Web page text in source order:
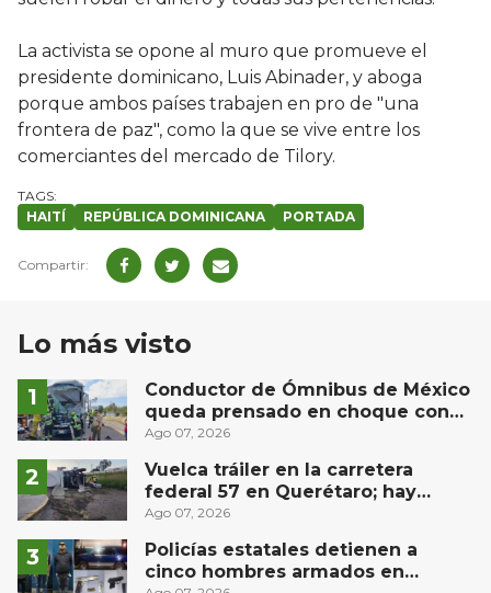
La activista se opone al muro que promueve el
presidente dominicano, Luis Abinader, y aboga
porque ambos países trabajen en pro de "una
frontera de paz", como la que se vive entre los
comerciantes del mercado de Tilory.
HAITÍ REPÚBLICA DOMINICANA PORTADA
Lo más visto
Conductor de Ómnibus de México
queda prensado en choque con
materialista en San Juan del Río
Ago 07, 2026
Vuelca tráiler en la carretera
federal 57 en Querétaro; hay
derrame de combustible
Ago 07, 2026
Policías estatales detienen a
cinco hombres armados en